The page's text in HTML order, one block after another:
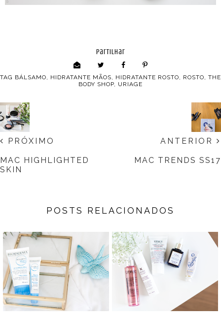
partilhar
TAG BÁLSAMO, HIDRATANTE MÃOS, HIDRATANTE ROSTO, ROSTO, THE
BODY SHOP, URIAGE
ANTERIOR
MAC TRENDS SS17
PRÓXIMO
MAC HIGHLIGHTED
SKIN
POSTS RELACIONADOS